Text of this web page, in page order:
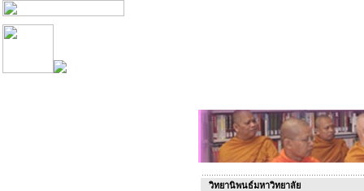
วิทยานิพนธ์มหาวิทยาลัย